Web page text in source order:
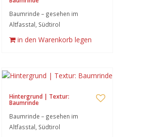
Baumrinde – gesehen im
Altfasstal, Südtirol
in den Warenkorb legen
Hintergrund | Textur:
Baumrinde
Baumrinde – gesehen im
Altfasstal, Südtirol